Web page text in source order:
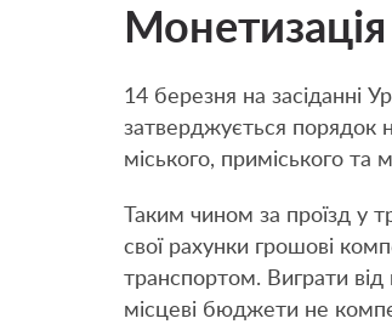
Монетизація
14 березня на засіданні
затверджується порядок
міського, приміського та
Таким чином за проїзд у
свої рахунки грошові
транспортом. Виграти від
місцеві бюджети не